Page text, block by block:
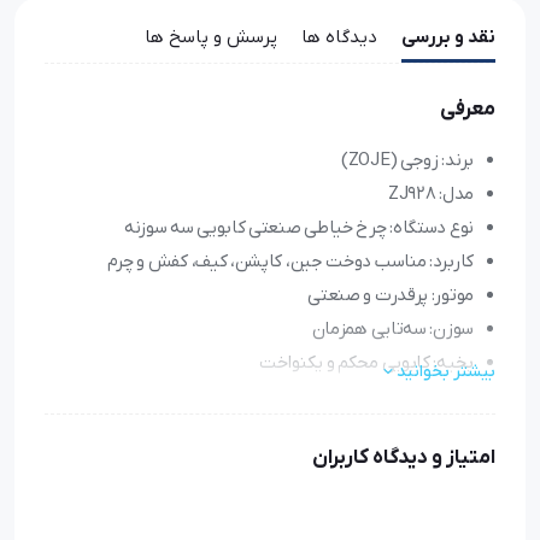
اقلام همراه:
دفترچه لوازم / 1بسته سوزن
خدمات:
نصب و آموزش در محل فروشگاه / تحویل کالا و پرداخت مبلغ در محل (در
نقد و بررسی دیدگاه ها پرسش و پاسخ ها
معرفی
برند: زوجی (ZOJE)
مدل: ZJ928
نوع دستگاه: چرخ خیاطی صنعتی کابویی سه سوزنه
کاربرد: مناسب دوخت جین، کاپشن، کیف، کفش و چرم
موتور: پرقدرت و صنعتی
سوزن: سه‌تایی همزمان
بخیه: کابویی محکم و یکنواخت
صدا و لرزش: کم
بیشتر بخوانید
امتیاز و دیدگاه کاربران